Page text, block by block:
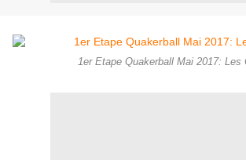
1er Etape Quakerball Mai 2017: Les